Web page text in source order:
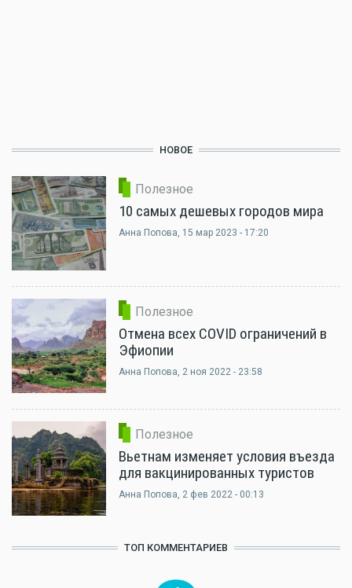
НОВОЕ
Полезное
10 самых дешевых городов мира
Анна Попова, 15 мар 2023 - 17:20
Полезное
Отмена всех COVID ограничений в
Эфиопии
Анна Попова, 2 ноя 2022 - 23:58
Полезное
Вьетнам изменяет условия въезда
для вакцинированных туристов
Анна Попова, 2 фев 2022 - 00:13
ТОП КОММЕНТАРИЕВ